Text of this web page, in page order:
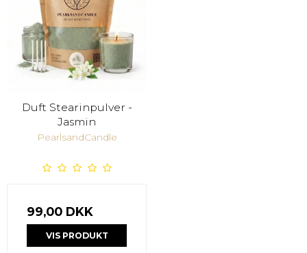
Duft Stearinpulver -
Jasmin
PearlsandCandle
99,00 DKK
VIS PRODUKT